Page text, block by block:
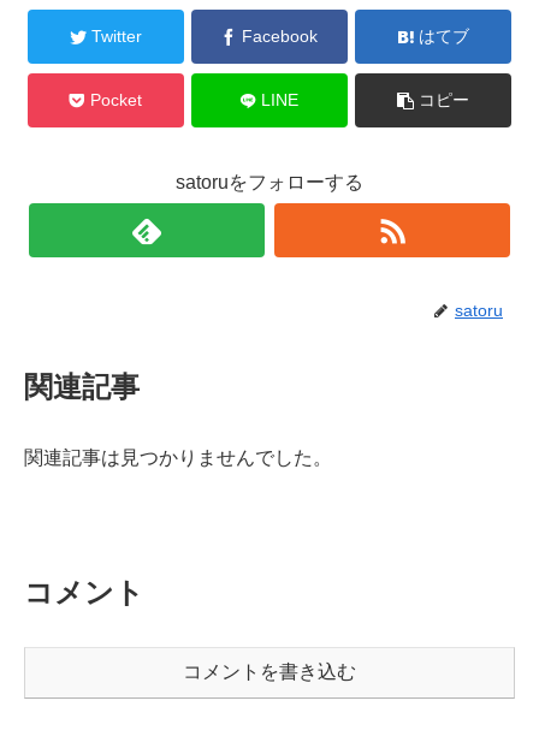
Twitter Facebook はてブ
Pocket LINE コピー
satoruをフォローする
satoru
関連記事
関連記事は見つかりませんでした。
コメント
コメントを書き込む